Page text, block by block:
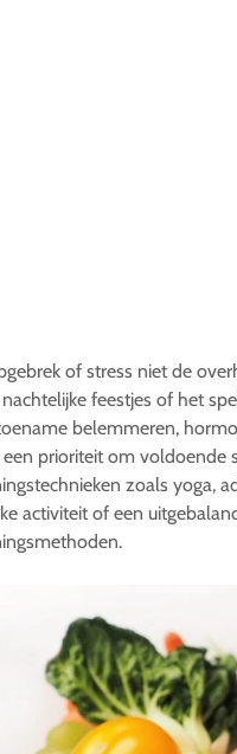
of stress niet de
feestjes of het
belemmeren,
prioriteit om voldoende
zoals yoga,
activiteit of een